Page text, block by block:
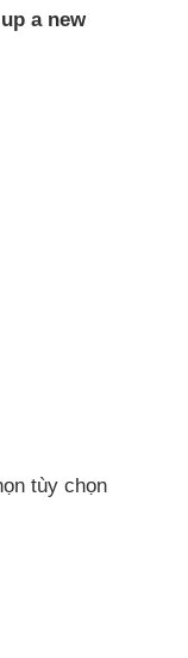
a new
tùy chọn